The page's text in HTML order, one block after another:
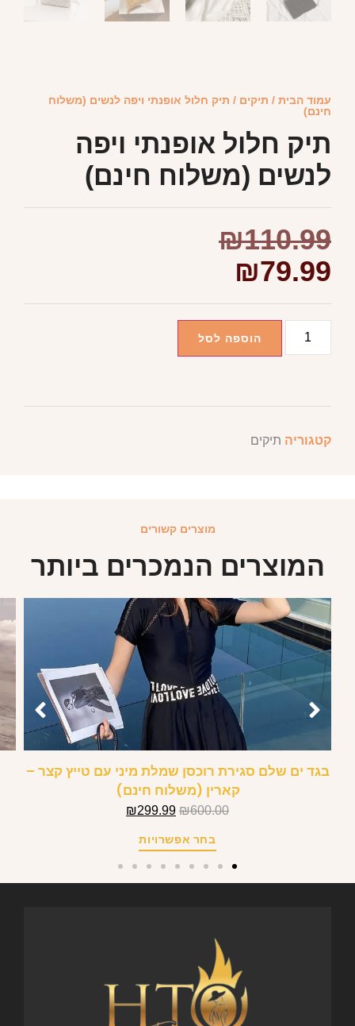
עמוד הבית / תיקים / תיק חלול אופנתי ויפה לנשים (משלוח
חינם)
תיק חלול אופנתי ויפה
לנשים (משלוח חינם)
₪110.99
₪79.99
הוספה לסל
קטגוריה תיקים
מוצרים קשורים
המוצרים הנמכרים ביותר
בגד ים שלם סגירת רוכסן שמלת מיני עם טייץ קצר –
קארין (משלוח חינם)
₪600.00
₪299.99
בחר אפשרויות